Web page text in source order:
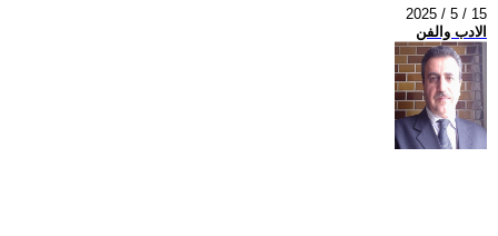
2025 / 5 / 15
الادب والفن